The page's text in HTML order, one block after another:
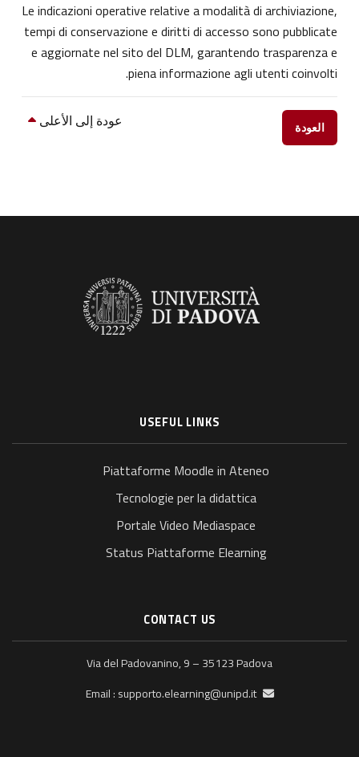
Le indicazioni operative relative a modalità di archiviazione,
tempi di conservazione e diritti di accesso sono pubblicate
e aggiornate nel sito del DLM, garantendo trasparenza e
piena informazione agli utenti coinvolti.
العودة عودة إلى الأعلى
USEFUL LINKS
Piattaforme Moodle in Ateneo
Tecnologie per la didattica
Portale Video Mediaspace
Status Piattaforme Elearning
CONTACT US
Via del Padovanino, 9 – 35123 Padova
Email :
supporto.elearning@unipd.it